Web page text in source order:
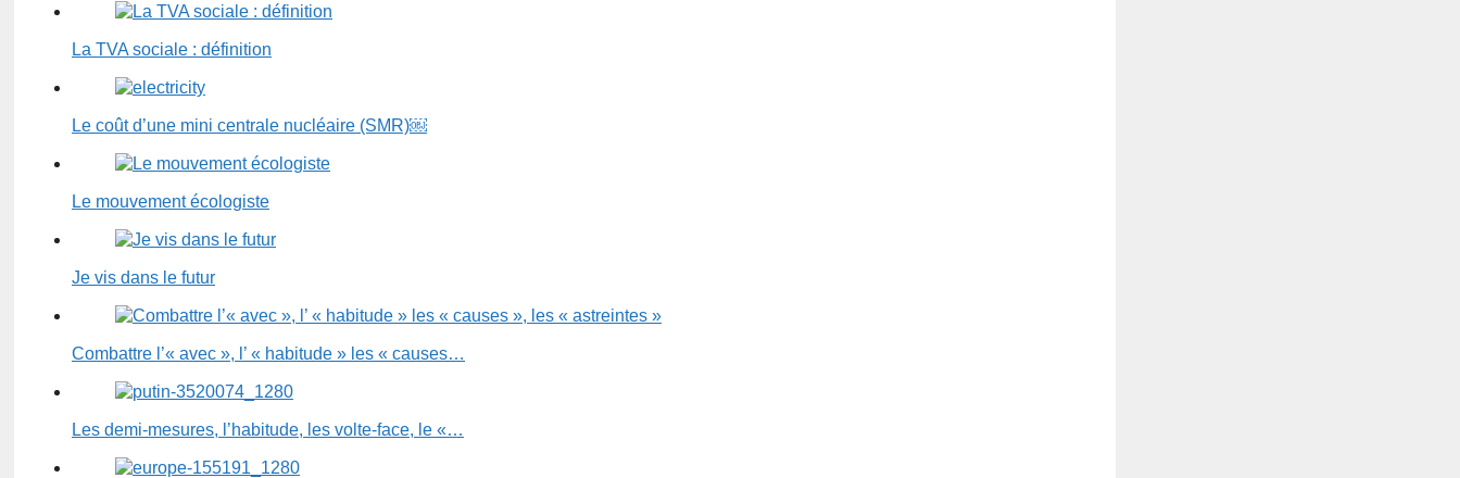
La TVA sociale : définition
Le coût d’une mini centrale nucléaire (SMR)￼
Le mouvement écologiste
Je vis dans le futur
Combattre l’« avec », l’ « habitude » les « causes…
Les demi-mesures, l’habitude, les volte-face, le «…